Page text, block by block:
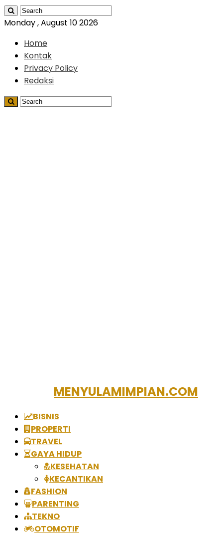
Monday , August 10 2026
Home
Kontak
Privacy Policy
Redaksi
MENYULAMIMPIAN.COM
BISNIS
PROPERTI
TRAVEL
GAYA HIDUP
KESEHATAN
KECANTIKAN
FASHION
PARENTING
TEKNO
OTOMOTIF